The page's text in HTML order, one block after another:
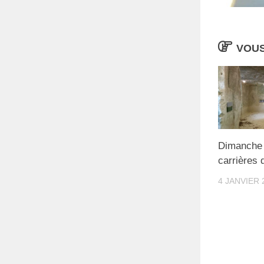
carrières
4 JANVIER